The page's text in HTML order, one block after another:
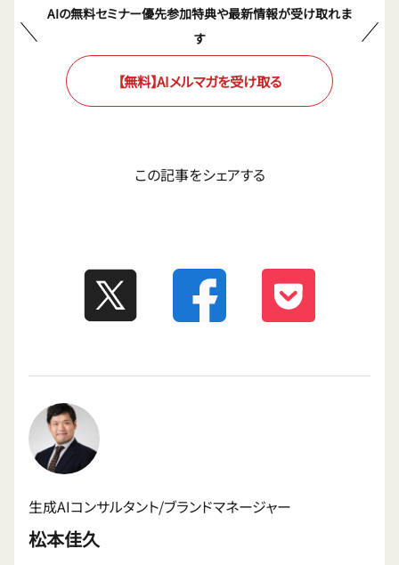
AIの無料セミナー優先参加特典や最新情報が受け取れま
す
【無料】AIメルマガを受け取る
この記事をシェアする
生成AIコンサルタント/ブランドマネージャー
松本佳久